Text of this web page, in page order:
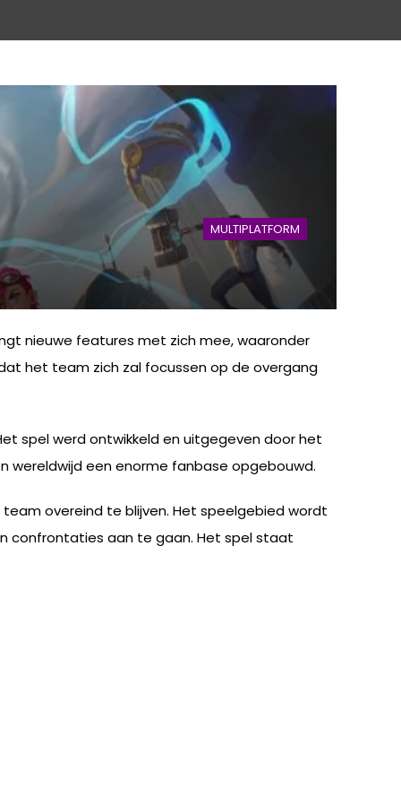
MULTIPLATFORM
nieuwe features met zich mee, waaronder
het team zich zal focussen op de overgang
spel werd ontwikkeld en uitgegeven door het
wereldwijd een enorme fanbase opgebouwd.
overeind te blijven. Het speelgebied wordt
confrontaties aan te gaan. Het spel staat